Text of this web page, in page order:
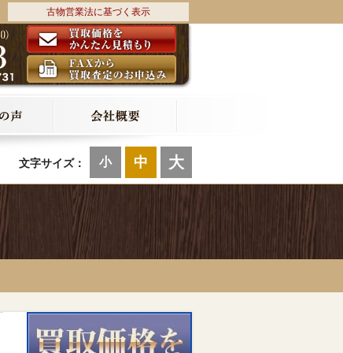
古物営業法に基づく表示
文字サイズ： 小 中 大